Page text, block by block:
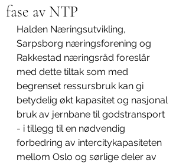
fase av NTP
Halden Næringsutvikling,
Sarpsborg næringsforening og
Rakkestad næringsråd foreslår
med dette tiltak som med
begrenset ressursbruk kan gi
betydelig økt kapasitet og nasjonal
bruk av jernbane til godstransport
- i tillegg til en nødvendig
forbedring av intercitykapasiteten
mellom Oslo og sørlige deler av